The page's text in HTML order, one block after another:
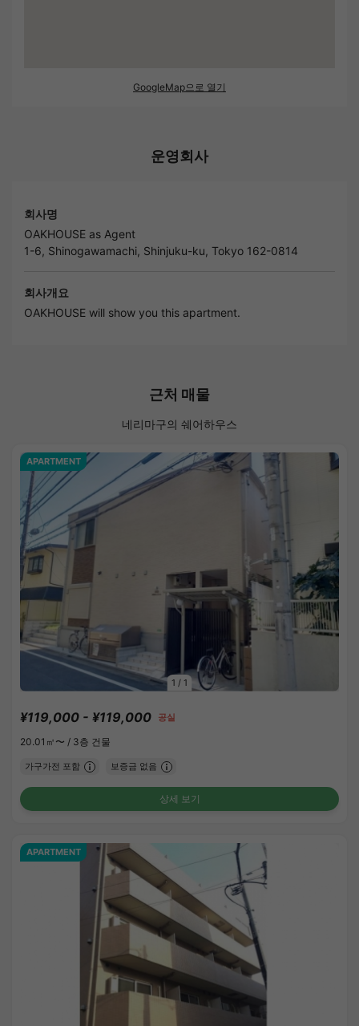
GoogleMap으로 열기
운영회사
회사명
OAKHOUSE as Agent
1-6, Shinogawamachi, Shinjuku-ku, Tokyo 162-0814
회사개요
OAKHOUSE will show you this apartment.
근처 매물
네리마구의 쉐어하우스
1 / 1
APARTMENT
¥119,000 - ¥119,000 공실
20.01㎡〜 / 3층 건물
가구가전 포함 보증금 없음
상세 보기
APARTMENT